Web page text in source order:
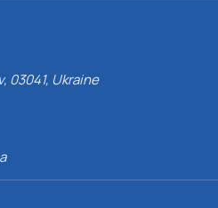
03041, Ukraine